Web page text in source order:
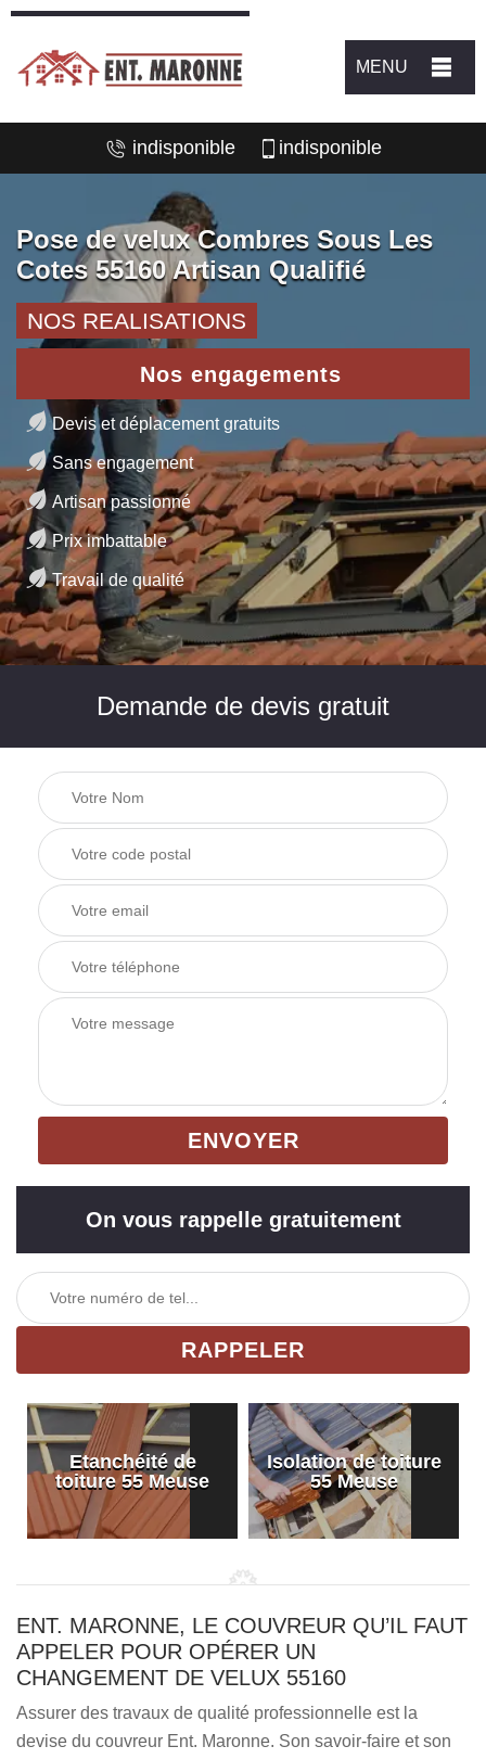
MENU
indisponible indisponible
Pose de velux Combres Sous Les
Cotes 55160 Artisan Qualifié
NOS REALISATIONS
Nos engagements
Devis et déplacement gratuits
Sans engagement
Artisan passionné
Prix imbattable
Travail de qualité
Demande de devis gratuit
On vous rappelle gratuitement
Etanchéité de
toiture 55 Meuse
Isolation de toiture
55 Meuse
ENT. MARONNE, LE COUVREUR QU’IL FAUT
APPELER POUR OPÉRER UN
CHANGEMENT DE VELUX 55160
Assurer des travaux de qualité professionnelle est la
devise du couvreur Ent. Maronne. Son savoir-faire et son